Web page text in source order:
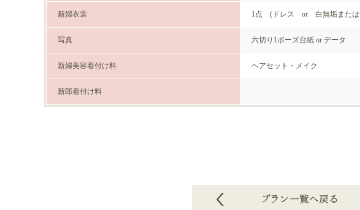
新婦衣裳 1点 (ドレス or 白無垢また
写真 六切り1ポーズ台紙 or データ
新婦美容着付け料 ヘアセット・メイク
新郎着付け料